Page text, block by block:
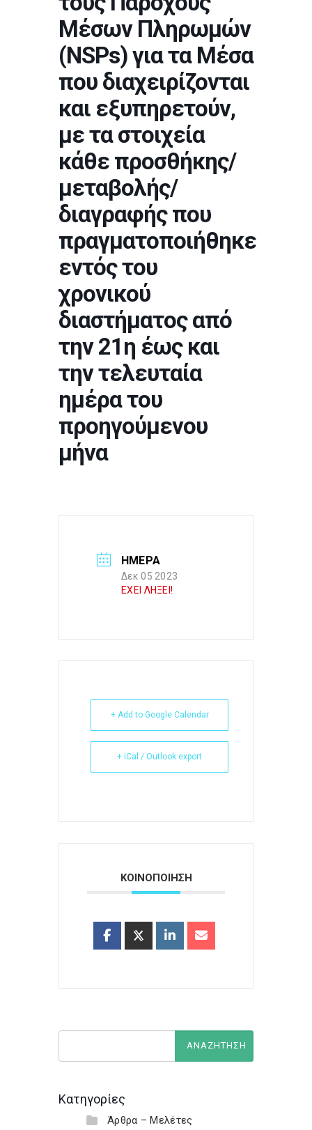
Μέσων Πληρωμών
(NSPs) για τα Μέσα
που διαχειρίζονται
και εξυπηρετούν,
με τα στοιχεία
κάθε προσθήκης/
μεταβολής/
διαγραφής που
πραγματοποιήθηκε
εντός του
χρονικού
διαστήματος από
την 21η έως και
την τελευταία
ημέρα του
προηγούμενου
μήνα
ΗΜΕΡΑ
Δεκ 05 2023
ΕΧΕΙ ΛΗΞΕΙ!
+ Add to Google Calendar
+ iCal / Outlook export
ΚΟΙΝΟΠΟΙΗΣΗ
Κατηγορίες
Άρθρα – Μελέτες